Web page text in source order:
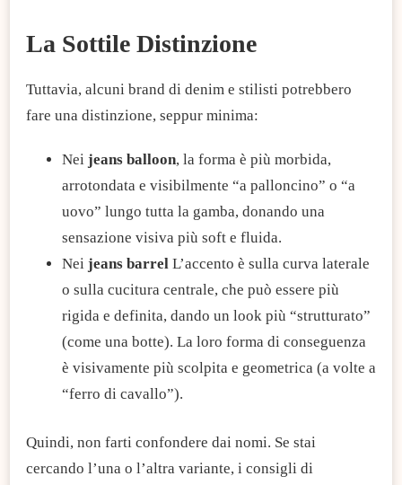
​La Sottile Distinzione
Tuttavia, alcuni brand di denim e stilisti potrebbero
fare una distinzione, seppur minima:
Nei jeans balloon, la forma è più morbida,
arrotondata e visibilmente “a palloncino” o “a
uovo” lungo tutta la gamba, donando una
sensazione visiva più soft e fluida.
Nei jeans barrel L’accento è sulla curva laterale
o sulla cucitura centrale, che può essere più
rigida e definita, dando un look più “strutturato”
(come una botte). La loro forma di conseguenza
è visivamente più scolpita e geometrica (a volte a
“ferro di cavallo”).
Quindi, non farti confondere dai nomi. Se stai
cercando l’una o l’altra variante, i consigli di